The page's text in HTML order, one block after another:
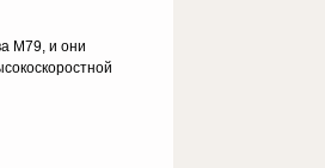
M79, и они